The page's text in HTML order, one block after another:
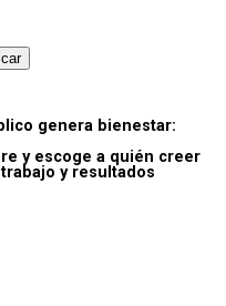
genera bienestar:
y escoge a quién creer
y resultados